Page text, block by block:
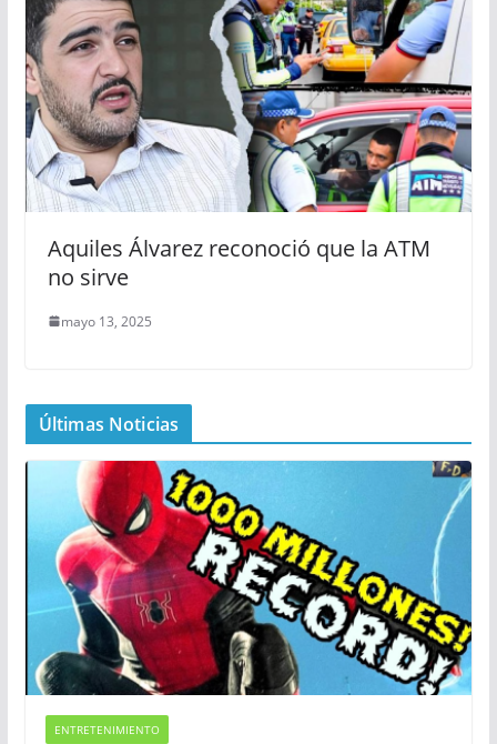
Aquiles Álvarez reconoció que la ATM
no sirve
mayo 13, 2025
Últimas Noticias
ENTRETENIMIENTO